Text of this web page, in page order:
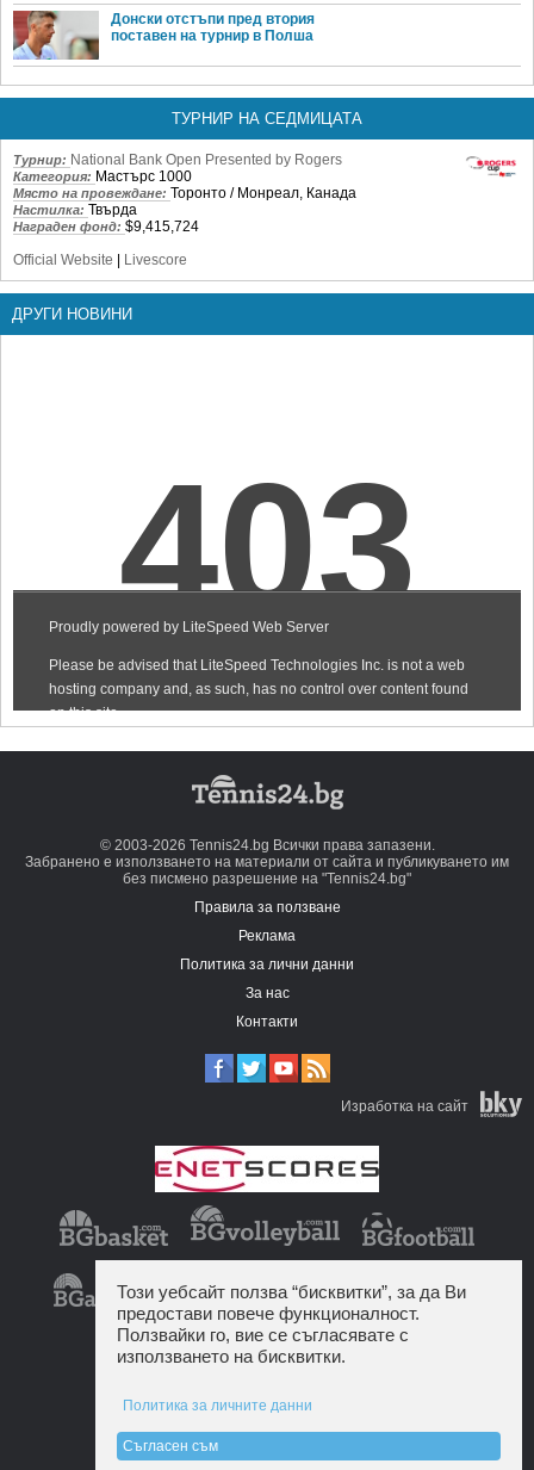
Донски отстъпи пред втория
поставен на турнир в Полша
ТУРНИР НА СЕДМИЦАТА
Турнир: National Bank Open Presented by Rogers
Категория: Мастърс 1000
Място на провеждане: Торонто / Монреал, Канада
Настилка: Твърда
Награден фонд: $9,415,724
Official Website | Livescore
ДРУГИ НОВИНИ
© 2003-2026 Tennis24.bg Всички права запазени.
Забранено е използването на материали от сайта и публикуването им
без писмено разрешение на "Tennis24.bg"
Правила за ползване
Реклама
Политика за лични данни
За нас
Контакти
Изработка на сайт
Този уебсайт ползва “бисквитки”, за да Ви
предостави повече функционалност.
Ползвайки го, вие се съгласявате с
използването на бисквитки.
Политика за личните данни
Съгласен съм